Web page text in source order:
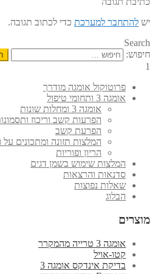
יש להתחבר למערכת כדי לכתוב תגובה.
Search
חיפוש:
1
פרוטוקול אומגה מודרך
אומגה 3 ותחומי טיפול
אומגה 3 ומחלות שונות
הפרעות קשב וריכוז
הפרעת קשב
המלצות תזונה ומתכונים על
הריון ופוריות
המלצות שימוש בשמן דגים
סדנאות והרצאות
שאלות נפוצות
הבלוג
מוצרים
אומגה 3 טרייה מהמקרר
קטו-אויל
בדיקת אינדקס אומגה 3